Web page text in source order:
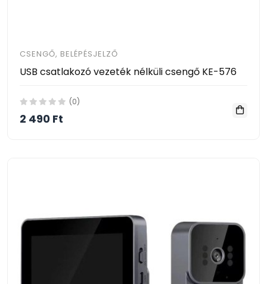
CSENGŐ, BELÉPÉSJELZŐ
USB csatlakozó vezeték nélküli csengő KE-576
(0)
2 490 Ft